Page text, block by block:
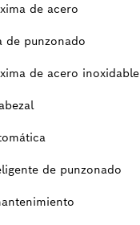
de acero
de punzonado
de acero inoxidable
de punzonado